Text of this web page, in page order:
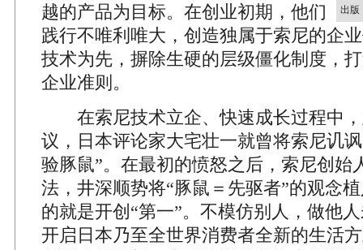
出版
越的产品为目标。在创业初期，他们
践行不唯利唯大，创造独属于索尼的企
技术为先，摒除生硬的层级僵化制度，
企业准则。
在索尼技术立企、快速成长过程中，
议，日本评论家大宅壮一就曾将索尼讥
验豚鼠”。在最初的愤怒之后，索尼创始
法，井深顺势将“豚鼠＝先驱者”的观念
的就是开创“第一”。不模仿别人，做他
开启日本乃至全世界消费者全新的生活